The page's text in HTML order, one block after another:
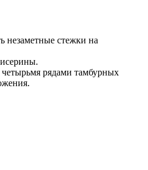
незаметные стежки на
рядами тамбурных